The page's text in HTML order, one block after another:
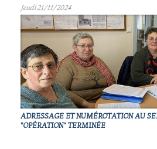
Jeudi 21/11/2024
ADRESSAGE ET NUMÉROTATION AU
"OPÉRATION" TERMINÉE